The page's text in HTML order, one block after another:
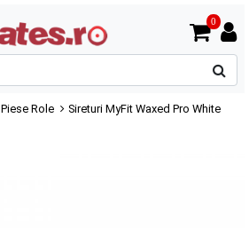
0
Piese Role Sireturi MyFit Waxed Pro White